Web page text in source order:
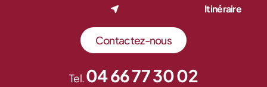
Itinéraire
Contactez-nous
Tel.04 66 77 30 02